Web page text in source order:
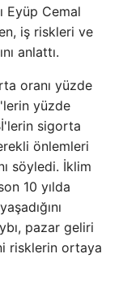
Eyüp Cemal
iş riskleri ve
anlattı.
oranı yüzde
yüzde
sigorta
önlemleri
söyledi. İklim
10 yılda
pazar geliri
risklerin ortaya